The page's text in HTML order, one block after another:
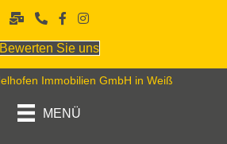
Bewerten Sie uns
MENÜ